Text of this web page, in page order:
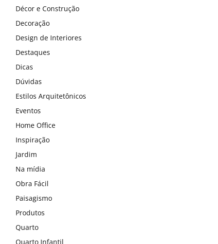
Décor e Construção
Decoração
Design de Interiores
Destaques
Dicas
Dúvidas
Estilos Arquitetônicos
Eventos
Home Office
Inspiração
Jardim
Na mídia
Obra Fácil
Paisagismo
Produtos
Quarto
Quarto Infantil